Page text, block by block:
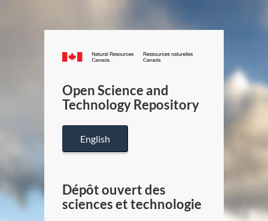
Canada.ca
/
Canada
Open Science and
Technology Repository
English
Dépôt ouvert des
sciences et technologie